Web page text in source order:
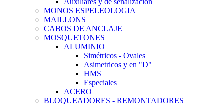
Auxiliares y de señalización
MONOS ESPELEOLOGIA
MAILLONS
CABOS DE ANCLAJE
MOSQUETONES
ALUMINIO
Simétricos - Ovales
Asimetricos y en "D"
HMS
Especiales
ACERO
BLOQUEADORES - REMONTADORES